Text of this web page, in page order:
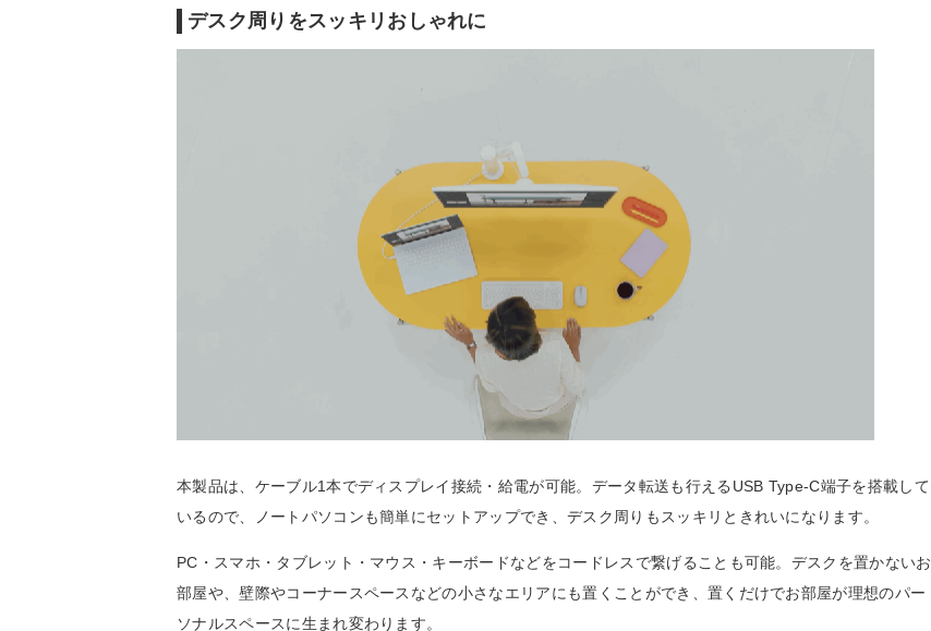
デスク周りをスッキリおしゃれに
本製品は、ケーブル1本でディスプレイ接続・給電が可能。データ転送も行えるUSB Type-C端子を搭載して
いるので、ノートパソコンも簡単にセットアップでき、デスク周りもスッキリときれいになります。
PC・スマホ・タブレット・マウス・キーボードなどをコードレスで繋げることも可能。デスクを置かないお
部屋や、壁際やコーナースペースなどの小さなエリアにも置くことができ、置くだけでお部屋が理想のパー
ソナルスペースに生まれ変わります。